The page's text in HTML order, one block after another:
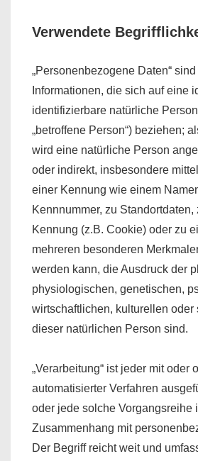
Verwendete
„Personenbezogene Daten“
Informationen, die sich auf eine
identifizierbare natürliche
„betroffene Person“) beziehen;
wird eine natürliche Person
oder indirekt, insbesondere
einer Kennung wie einem
Kennnummer, zu
Kennung (z.B. Cookie) oder zu
mehreren besonderen
werden kann, die Ausdruck der
physiologischen, genetischen,
wirtschaftlichen, kulturellen oder
dieser natürlichen Person sind.
„Verarbeitung“ ist jeder mit oder
automatisierter Verfahren
oder jede solche Vorgangsreihe
Zusammenhang mit
Der Begriff reicht weit und